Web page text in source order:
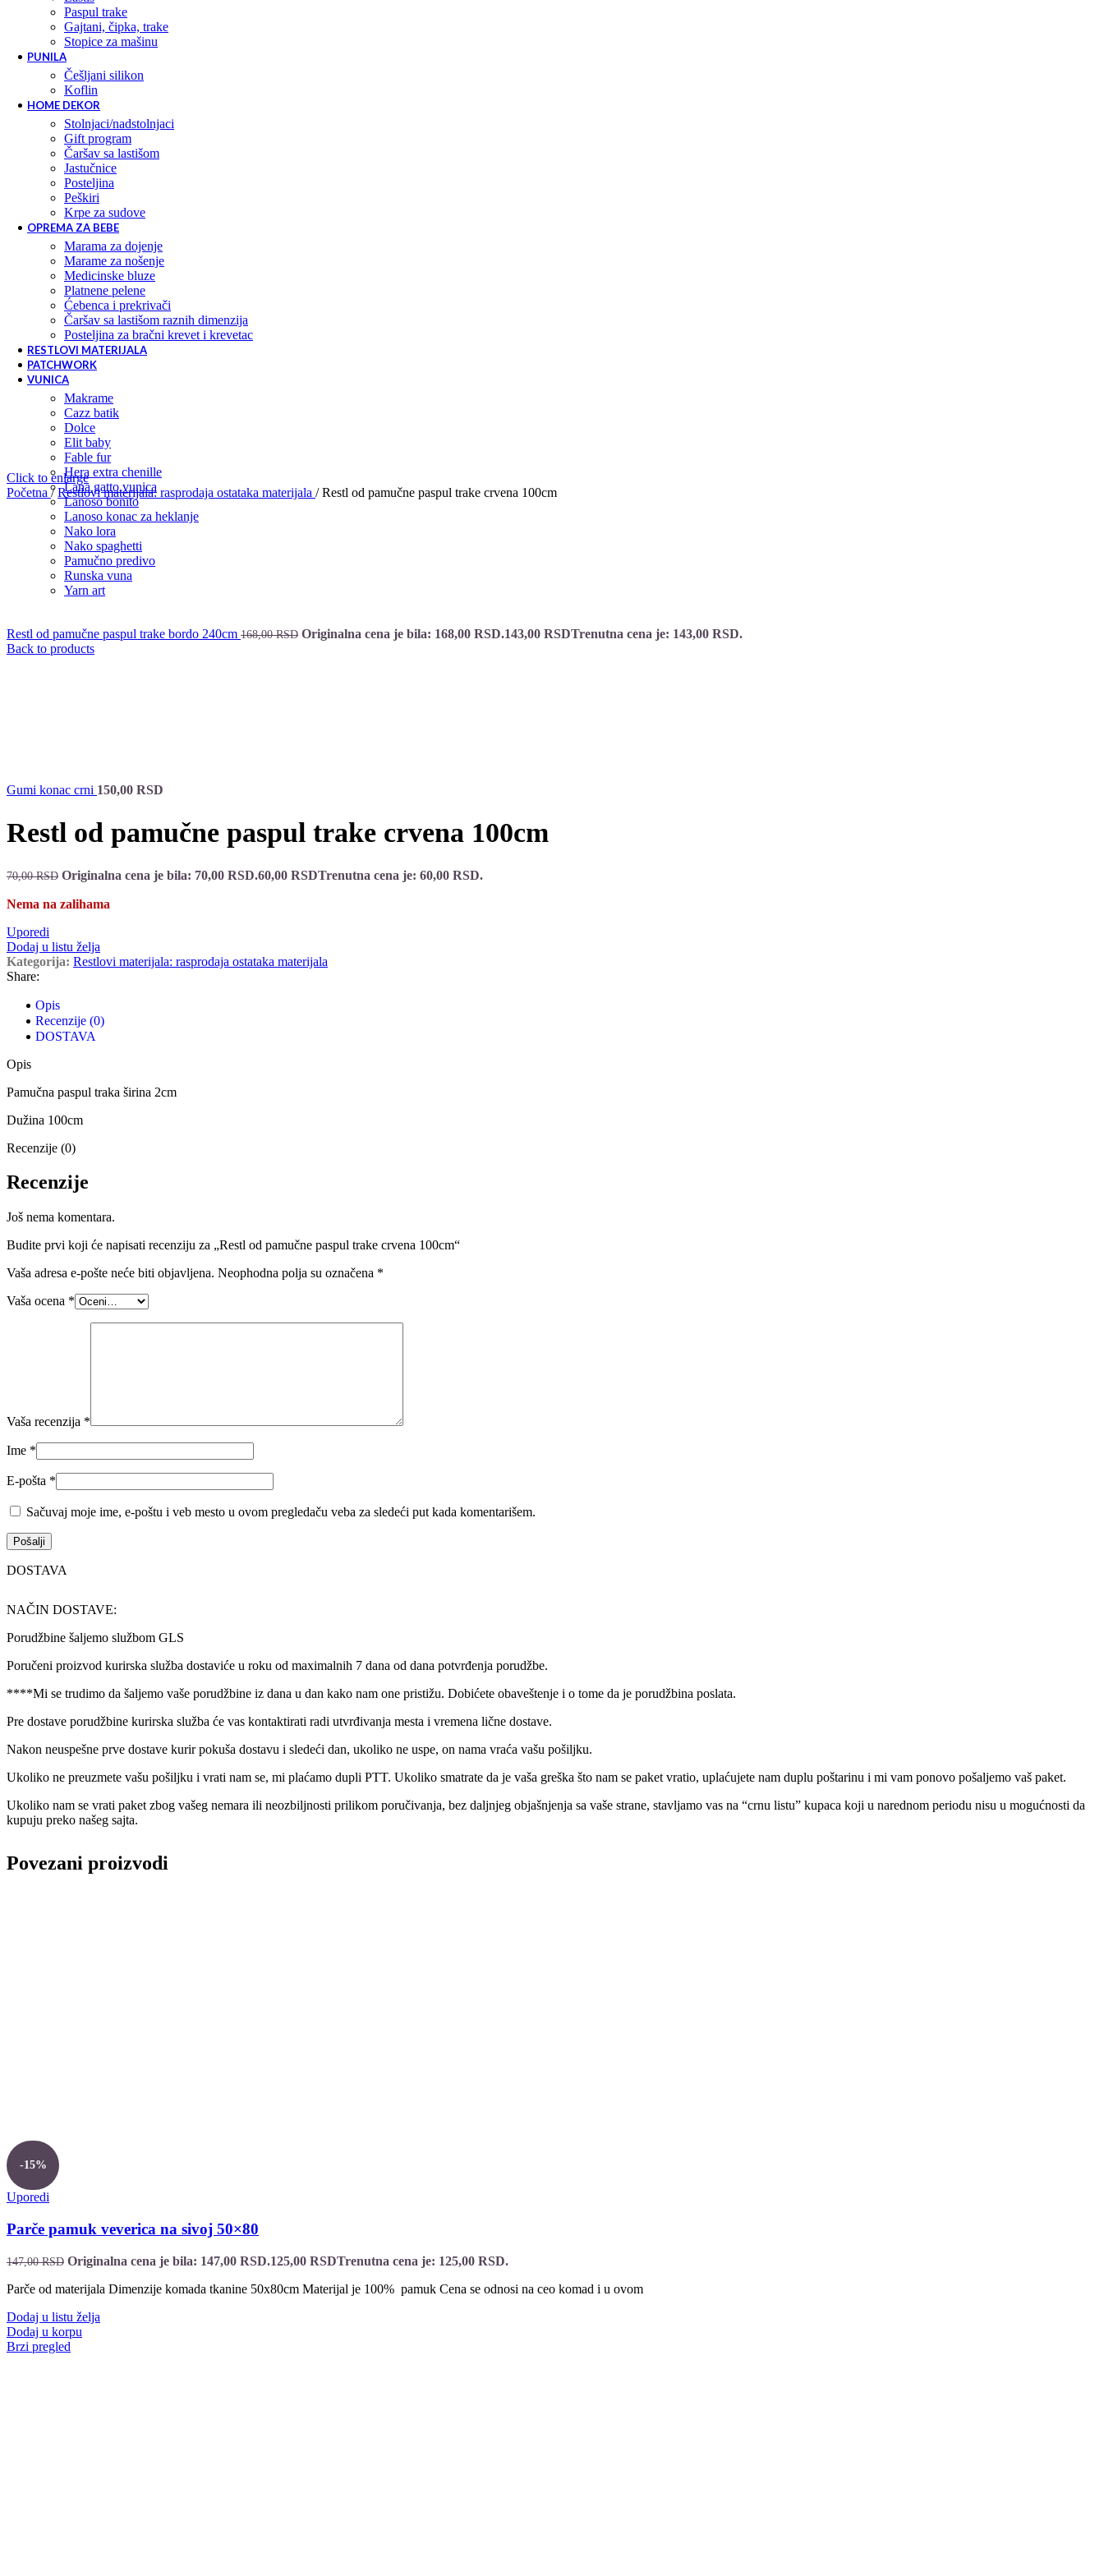
paspul trake
gajtani, čipka, trake
stopice za mašinu
PUNILA
češljani silikon
koflin
HOME DEKOR
stolnjaci/nadstolnjaci
gift program
čaršav sa lastišom
jastučnice
posteljina
peškiri
krpe za sudove
OPREMA ZA BEBE
marama za dojenje
marame za nošenje
medicinske bluze
platnene pelene
ćebenca i prekrivači
čaršav sa lastišom raznih dimenzija
posteljina za bračni krevet i krevetac
RESTLOVI MATERIJALA
PATCHWORK
VUNICA
makrame
cazz batik
dolce
elit baby
fable fur
hera extra chenille
lana gatto vunica
lanoso bonito
lanoso konac za heklanje
nako lora
nako spaghetti
pamučno predivo
runska vuna
yarn art
Click to enlarge
Početna/ Restlovi materijala: rasprodaja ostataka materijala / Restl od pamučne paspul trake crvena 100cm
Restl od pamučne paspul trake bordo 240cm 168,00RSD Originalna cena je bila: 168,00 RSD.143,00 RSDTrenutna cena je: 143,00 RSD.
Back to products
Gumi konac crni 150,00 RSD
Restl od pamučne paspul trake crvena 100cm
70,00RSD Originalna cena je bila: 70,00 RSD.60,00 RSDTrenutna cena je: 60,00 RSD.
Nema na zalihama
Uporedi
Dodaj u listu želja
Kategorija: Restlovi materijala: rasprodaja ostataka materijala
Share:
Opis
Recenzije (0)
DOSTAVA
Opis
Pamučna paspul traka širina 2cm
Dužina 100cm
Recenzije (0)
Recenzije
Još nema komentara.
Budite prvi koji će napisati recenziju za „Restl od pamučne paspul trake crvena 100cm“
Vaša adresa e-pošte neće biti objavljena. Neophodna polja su označena *
Vaša ocena *
Vaša recenzija *
Ime *
E-pošta *
Sačuvaj moje ime, e-poštu i veb mesto u ovom pregledaču veba za sledeći put kada komentarišem.
DOSTAVA
NAČIN DOSTAVE:
Porudžbine šaljemo službom GLS
Poručeni proizvod kurirska služba dostaviće u roku od maximalnih 7 dana od dana potvrđenja porudžbe.
****Mi se trudimo da šaljemo vaše porudžbine iz dana u dan kako nam one pristižu. Dobićete obaveštenje i o tome da je porudžbina poslata.
Pre dostave porudžbine kurirska služba će vas kontaktirati radi utvrđivanja mesta i vremena lične dostave.
Nakon neuspešne prve dostave kurir pokuša dostavu i sledeći dan, ukoliko ne uspe, on nama vraća vašu pošiljku.
Ukoliko ne preuzmete vašu pošiljku i vrati nam se, mi plaćamo dupli PTT. Ukoliko smatrate da je vaša greška što nam se paket vratio, uplaćujete nam duplu poštarinu i mi vam ponovo pošaljemo vaš paket.
Ukoliko nam se vrati paket zbog vašeg nemara ili neozbiljnosti prilikom poručivanja, bez daljnjeg objašnjenja sa vaše strane, stavljamo vas na “crnu listu” kupaca koji u narednom periodu nisu u mogućnosti da
kupuju preko našeg sajta.
Povezani proizvodi
-15%
Uporedi
Parče pamuk veverica na sivoj 50×80
147,00RSD Originalna cena je bila: 147,00 RSD.125,00 RSDTrenutna cena je: 125,00 RSD.
Parče od materijala Dimenzije komada tkanine 50x80cm Materijal je 100% pamuk Cena se odnosi na ceo komad i u ovom
Dodaj u listu želja
Dodaj u korpu
Brzi pregled